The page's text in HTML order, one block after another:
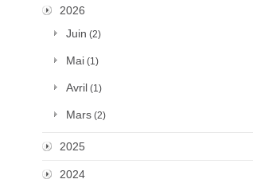
2026
Juin (2)
Mai (1)
Avril (1)
Mars (2)
2025
2024